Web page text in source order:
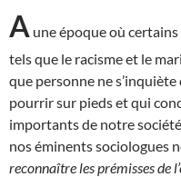
A une époque où
tels que le racisme et le
que personne ne
pourrir sur pieds et qui
importants de notre
nos éminents sociologues
reconnaître les prémisses de